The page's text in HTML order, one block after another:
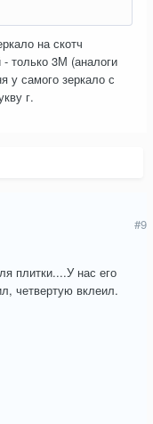
на скотч
только 3М (аналоги
у самого зеркало с
г.
#9
плитки....У нас его
четвертую вклеил.